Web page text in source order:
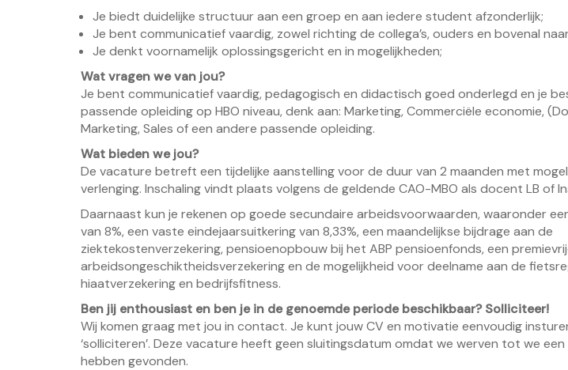
Je biedt duidelijke structuur aan een groep en aan iedere student afzonderlijk;
Je bent communicatief vaardig, zowel richting de collega’s, ouders en bovenal
Je denkt voornamelijk oplossingsgericht en in mogelijkheden;
Wat vragen we van jou?
Je bent communicatief vaardig, pedagogisch en didactisch goed onderlegd en je
passende opleiding op HBO niveau, denk aan: Marketing, Commerciële economie,
Marketing, Sales of een andere passende opleiding.
Wat bieden we jou?
De vacature betreft een tijdelijke aanstelling voor de duur van 2 maanden met
verlenging. Inschaling vindt plaats volgens de geldende CAO-MBO als docent LB of
Daarnaast kun je rekenen op goede secundaire arbeidsvoorwaarden, waaronder
van 8%, een vaste eindejaarsuitkering van 8,33%, een maandelijkse bijdrage aan de
ziektekostenverzekering, pensioenopbouw bij het ABP pensioenfonds, een
arbeidsongeschiktheidsverzekering en de mogelijkheid voor deelname aan de
hiaatverzekering en bedrijfsfitness.
Ben jij enthousiast en ben je in de genoemde periode beschikbaar? Solliciteer!
Wij komen graag met jou in contact. Je kunt jouw CV en motivatie eenvoudig
‘solliciteren’. Deze vacature heeft geen sluitingsdatum omdat we werven tot we
hebben gevonden.